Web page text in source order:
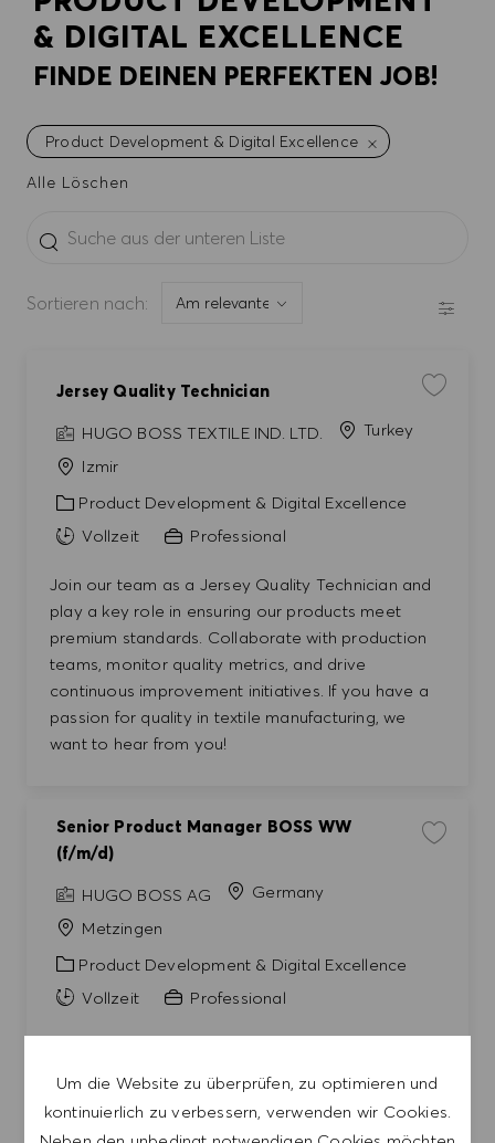
Um die Website zu überprüfen, zu optimieren und
kontinuierlich zu verbessern, verwenden wir Cookies.
& DIGITAL EXCELLENCE
FINDE DEINEN PERFEKTEN JOB!
Product Development & Digital Excellence
Alle Löschen
Sortieren nach:
Jersey Quality Technician
HUGO BOSS TEXTILE IND. LTD.
Turkey
Izmir
Kategorie
Product Development & Digital Excellence
Vollzeit
Professional
Join our team as a Jersey Quality Technician and
play a key role in ensuring our products meet
premium standards. Collaborate with production
teams, monitor quality metrics, and drive
continuous improvement initiatives. If you have a
passion for quality in textile manufacturing, we
want to hear from you!
Job
Senior Product Manager BOSS WW
(f/m/d)
HUGO BOSS AG
Germany
Metzingen
Kategorie
Product Development & Digital Excellence
Vollzeit
Professional
HUGO BOSS, where you will shape the global
womenswear product strategy and drive
sustainable business growth through innovative
Job